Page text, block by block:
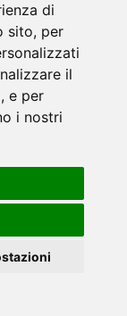
di
sito, per
il
e per
i nostri
Powered by